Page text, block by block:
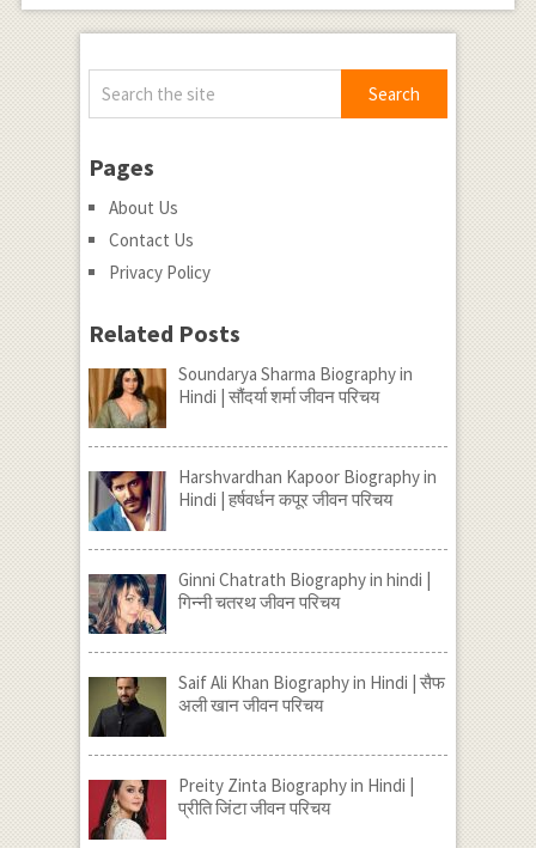
Pages
About Us
Contact Us
Privacy Policy
Related Posts
Soundarya Sharma Biography in
Hindi | सौंदर्या शर्मा जीवन परिचय
Harshvardhan Kapoor Biography in
Hindi | हर्षवर्धन कपूर जीवन परिचय
Ginni Chatrath Biography in hindi |
गिन्नी चतरथ जीवन परिचय
Saif Ali Khan Biography in Hindi | सैफ
अली खान जीवन परिचय
Preity Zinta Biography in Hindi |
प्रीति जिंटा जीवन परिचय